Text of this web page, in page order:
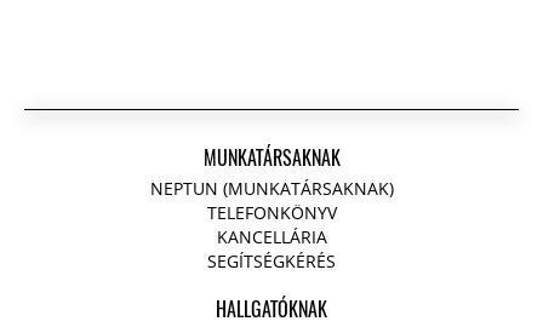
MUNKATÁRSAKNAK
NEPTUN (MUNKATÁRSAKNAK)
TELEFONKÖNYV
KANCELLÁRIA
SEGÍTSÉGKÉRÉS
HALLGATÓKNAK